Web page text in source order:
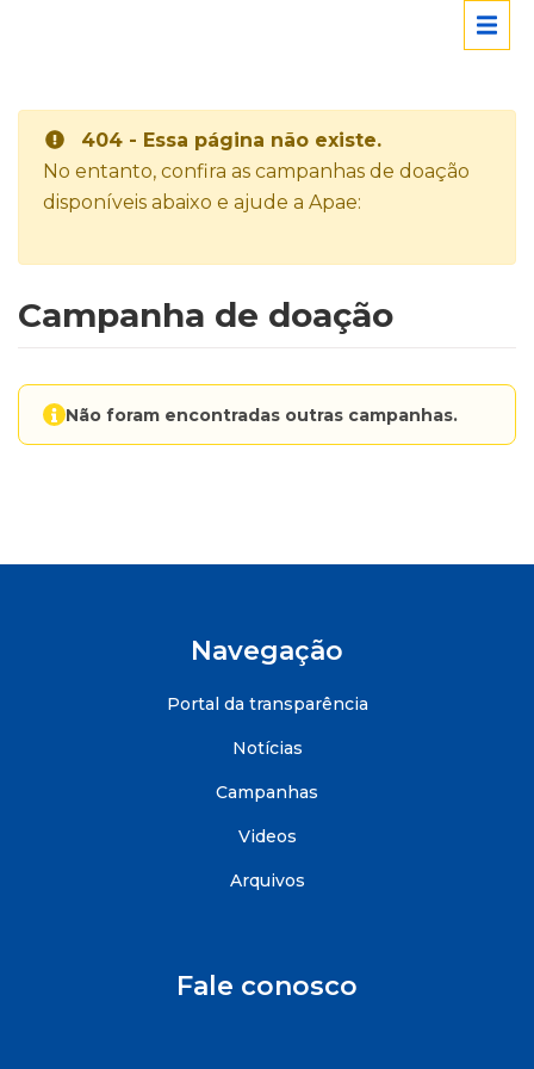
404 - Essa página não existe.
No entanto, confira as campanhas de doação
disponíveis abaixo e ajude a Apae:
Campanha de doação
Não foram encontradas outras campanhas.
Navegação
Portal da transparência
Notícias
Campanhas
Videos
Arquivos
Fale conosco